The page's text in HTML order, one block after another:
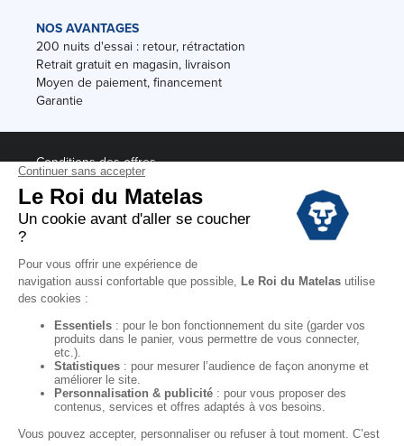
NOS AVANTAGES
200 nuits d'essai : retour, rétractation
Retrait gratuit en magasin, livraison
Moyen de paiement, financement
Garantie
Conditions des offres
Black Friday
Destockage
Soldes
Conditions Générales de vente magasin
Conditions Générales de vente internet
Mentions Légales
Données personnelles
Codes promo Le Roi du Matelas